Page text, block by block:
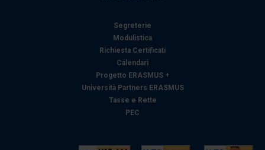
Segreterie
Modulistica
Richiesta Certificati
Calendari
Progetto ERASMUS +
Università Partners ERASMUS
Tasse e Rette
PEC